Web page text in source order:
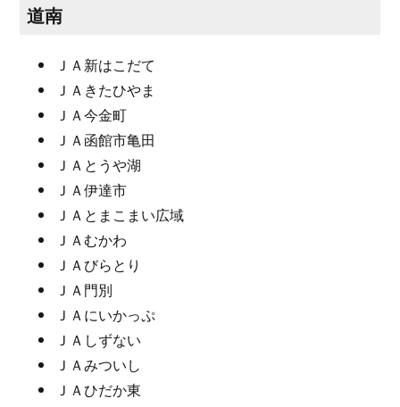
道南
ＪＡ新はこだて
ＪＡきたひやま
ＪＡ今金町
ＪＡ函館市亀田
ＪＡとうや湖
ＪＡ伊達市
ＪＡとまこまい広域
ＪＡむかわ
ＪＡびらとり
ＪＡ門別
ＪＡにいかっぷ
ＪＡしずない
ＪＡみついし
ＪＡひだか東